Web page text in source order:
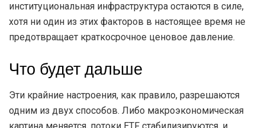
институциональная инфраструктура остаются в силе,
хотя ни один из этих факторов в настоящее время не
предотвращает краткосрочное ценовое давление.
Что будет дальше
Эти крайние настроения, как правило, разрешаются
одним из двух способов. Либо макроэкономическая